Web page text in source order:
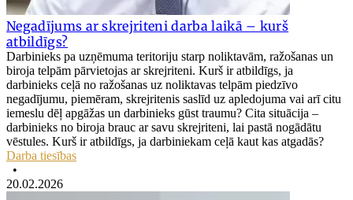
Negadījums ar skrejriteni darba laikā – kurš
atbildīgs?
Darbinieks pa uzņēmuma teritoriju starp noliktavām, ražošanas un
biroja telpām pārvietojas ar skrejriteni. Kurš ir atbildīgs, ja
darbinieks ceļā no ražošanas uz noliktavas telpām piedzīvo
negadījumu, piemēram, skrejritenis saslīd uz apledojuma vai arī citu
iemeslu dēļ apgāžas un darbinieks gūst traumu? Cita situācija –
darbinieks no biroja brauc ar savu skrejriteni, lai pastā nogādātu
vēstules. Kurš ir atbildīgs, ja darbiniekam ceļā kaut kas atgadās?
Darba tiesības
•
20.02.2026